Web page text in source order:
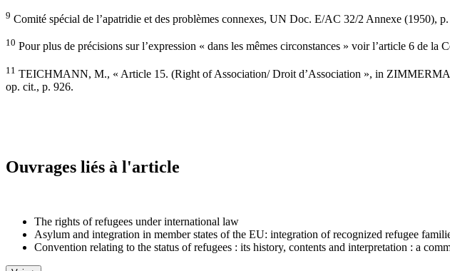
9 Comité spécial de l’apatridie et des problèmes connexes, UN Doc. E/AC 32/2 Annexe (1950),
10 Pour plus de précisions sur l’expression « dans les mêmes circonstances » voir l’article 6 de la
11 TEICHMANN, M., « Article 15. (Right of Association/ Droit d’Association », in
op. cit., p. 926.
Ouvrages liés à l'article
The rights of refugees under international law
Asylum and integration in member states of the EU: integration of recognized refugee
Convention relating to the status of refugees : its history, contents and interpretation : a